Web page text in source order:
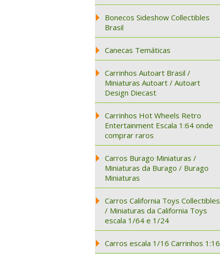
Bonecos Sideshow Collectibles
Brasil
Canecas Temáticas
Carrinhos Autoart Brasil /
Miniaturas Autoart / Autoart
Design Diecast
Carrinhos Hot Wheels Retro
Entertainment Escala 1:64 onde
comprar raros
Carros Burago Miniaturas /
Miniaturas da Burago / Burago
Miniaturas
Carros California Toys Collectibles
/ Miniaturas da California Toys
escala 1/64 e 1/24
Carros escala 1/16 Carrinhos 1:16